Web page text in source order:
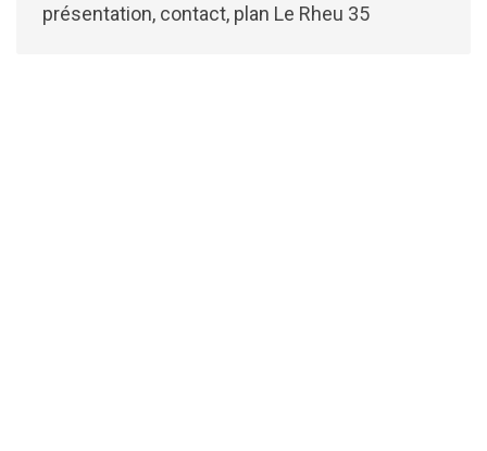
présentation, contact, plan Le Rheu 35